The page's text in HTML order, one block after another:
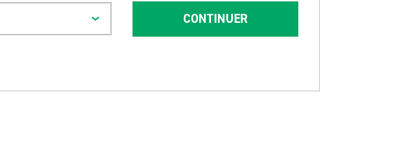
CONTINUER